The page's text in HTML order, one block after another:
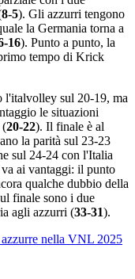
8-5). Gli azzurri tengono
la Germania torna a
16). Punto a punto, la
tempo di Krick
l'italvolley sul 20-19, ma
le situazioni
(20-22). Il finale è al
la parità sul 23-23
sul 24-24 con l'Italia
ai vantaggi: il punto
qualche dubbio della
finale sono i due
agli azzurri (33-31).
nella VNL 2025